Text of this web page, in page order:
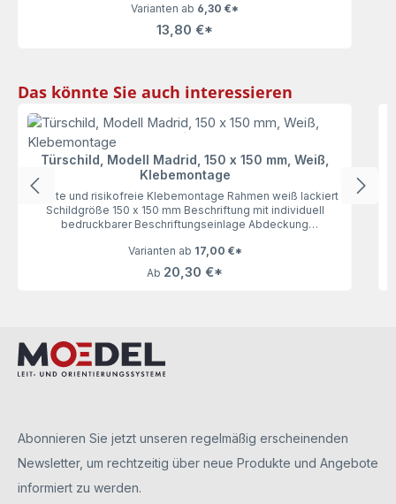
Wünsche offen. Mit 110 Gramm haben die Einleger genau
die richtige Stärke zum bequemen Ausdrucken und
Einlegen.
Varianten ab 6,30 €*
13,80 €*
Produktgalerie überspringen
Das könnte Sie auch interessieren
Türschild, Modell Madrid, 150 x 150 mm, Weiß,
Klebemontage
leichte und risikofreie Klebemontage Rahmen weiß lackiert
Schildgröße 150 x 150 mm Beschriftung mit individuell
bedruckbarer Beschriftungseinlage Abdeckung
Beschriftungseinlagen (aus Papier) können selbst gestaltet,
ausgedruckt (mit handelsüblichen Tinten- oder
vor der Benutzung abziehen (dies betrifft die Vorder- und
Rückseite).Hinweis: Die Beschriftungseinlagen sind nicht im
Lieferumfang enthalten und können separat unter Zubehör
Varianten ab 17,00 €*
Ab 20,30 €*
Abonnieren Sie jetzt unseren regelmäßig erscheinenden
Newsletter, um rechtzeitig über neue Produkte und Angebote
informiert zu werden.